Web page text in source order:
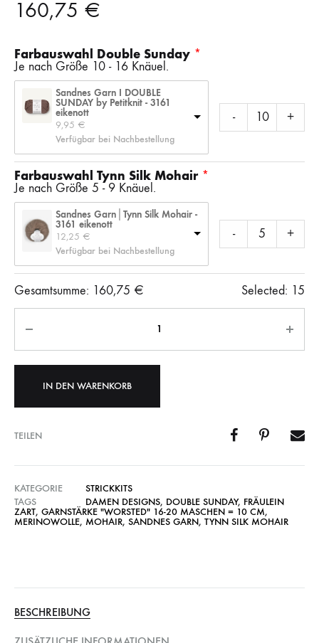
160,75 €
Farbauswahl Double Sunday
Je nach Größe 10 - 16 Knäuel.
Sandnes Garn I DOUBLE
SUNDAY by Petitknit - 3161
eikenott
9,95 €
Verfügbar bei Nachbestellung
- +
Farbauswahl Tynn Silk Mohair
Je nach Größe 5 - 9 Knäuel.
Sandnes Garn│Tynn Silk Mohair -
3161 eikenott
12,25 €
Verfügbar bei Nachbestellung
- +
Gesamtsumme: 160,75 € Selected: 15
IN DEN WARENKORB
TEILEN
KATEGORIE
STRICKKITS
TAGS
DAMEN DESIGNS, DOUBLE SUNDAY, FRÄULEIN
ZART, GARNSTÄRKE "WORSTED" 16-20 MASCHEN = 10 CM,
MERINOWOLLE, MOHAIR, SANDNES GARN, TYNN SILK MOHAIR
BESCHREIBUNG